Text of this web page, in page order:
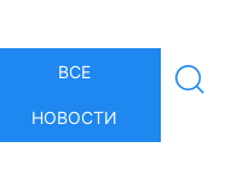
ВСЕ
НОВОСТИ